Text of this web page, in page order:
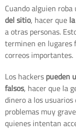
Cuando alguien
del sitio, hacer que
a otras personas.
terminen en lugares
correos importantes.
Los hackerspueden
falsos, hacer que la
dinero a los usuarios
problemas muy
quienes intentan